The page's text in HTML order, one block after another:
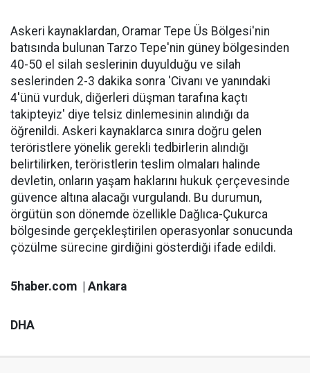
Askeri kaynaklardan, Oramar Tepe Üs Bölgesi'nin
batısında bulunan Tarzo Tepe'nin güney bölgesinden
40-50 el silah seslerinin duyulduğu ve silah
seslerinden 2-3 dakika sonra 'Civanı ve yanındaki
4'ünü vurduk, diğerleri düşman tarafına kaçtı
takipteyiz' diye telsiz dinlemesinin alındığı da
öğrenildi. Askeri kaynaklarca sınıra doğru gelen
teröristlere yönelik gerekli tedbirlerin alındığı
belirtilirken, teröristlerin teslim olmaları halinde
devletin, onların yaşam haklarını hukuk çerçevesinde
güvence altına alacağı vurgulandı. Bu durumun,
örgütün son dönemde özellikle Dağlıca-Çukurca
bölgesinde gerçekleştirilen operasyonlar sonucunda
çözülme sürecine girdiğini gösterdiği ifade edildi.
5haber.com | Ankara
DHA